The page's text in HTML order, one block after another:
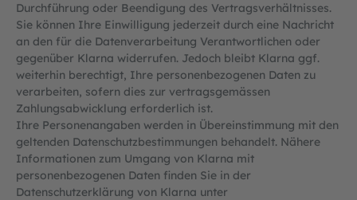
Durchführung oder Beendigung des Vertragsverhältnisses.
Sie können Ihre Einwilligung jederzeit durch eine Nachricht
an den für die Datenverarbeitung Verantwortlichen oder
gegenüber Klarna widerrufen. Jedoch bleibt Klarna ggf.
weiterhin berechtigt, Ihre personenbezogenen Daten zu
verarbeiten, sofern dies zur vertragsgemässen
Zahlungsabwicklung erforderlich ist.
Ihre Personenangaben werden in Übereinstimmung mit den
geltenden Datenschutzbestimmungen behandelt. Nähere
Informationen zum Umgang von Klarna mit
personenbezogenen Daten finden Sie in der
Datenschutzerklärung von Klarna unter